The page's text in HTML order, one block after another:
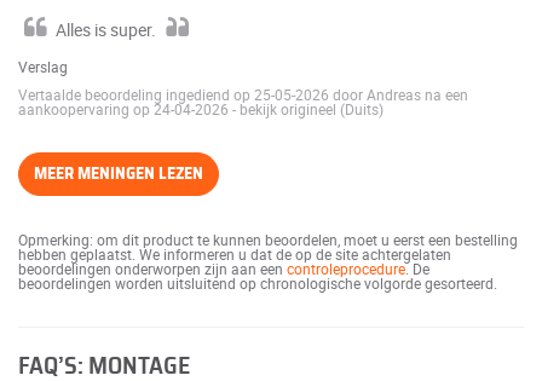
Alles is super.
Verslag
Vertaalde beoordeling ingediend op 25-05-2026 door Andreas na een
aankoopervaring op 24-04-2026 - bekijk origineel (Duits)
MEER MENINGEN LEZEN
Opmerking: om dit product te kunnen beoordelen, moet u eerst een bestelling
hebben geplaatst. We informeren u dat de op de site achtergelaten
beoordelingen onderworpen zijn aan een controleprocedure. De
beoordelingen worden uitsluitend op chronologische volgorde gesorteerd.
FAQ’S: MONTAGE